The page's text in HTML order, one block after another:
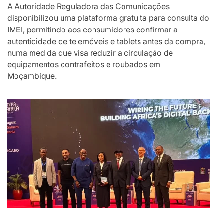
A Autoridade Reguladora das Comunicações
disponibilizou uma plataforma gratuita para consulta do
IMEI, permitindo aos consumidores confirmar a
autenticidade de telemóveis e tablets antes da compra,
numa medida que visa reduzir a circulação de
equipamentos contrafeitos e roubados em
Moçambique.